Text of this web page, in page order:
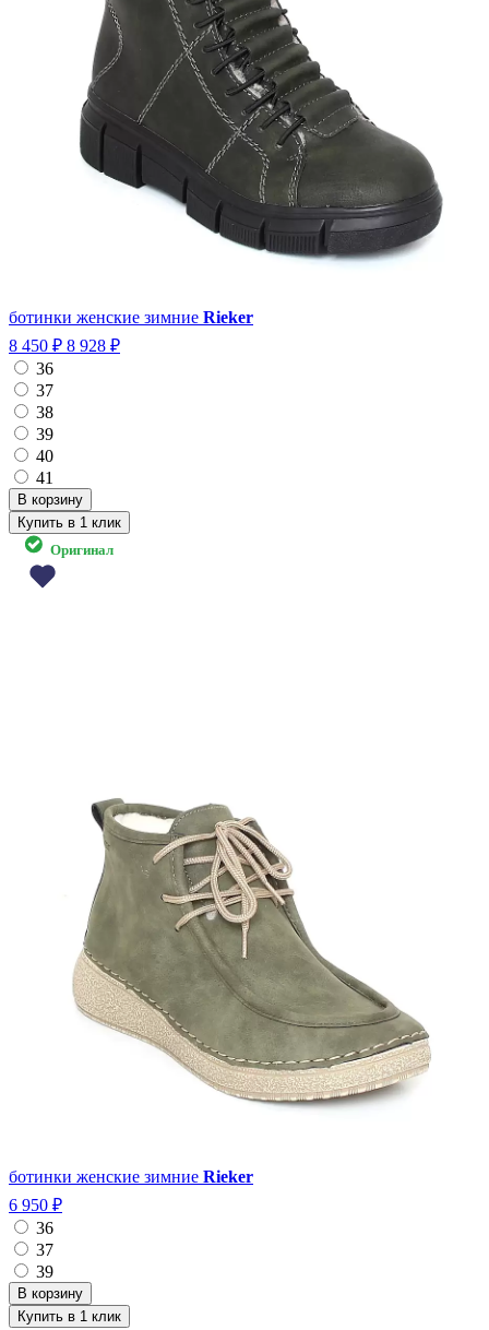
ботинки женские зимние Rieker
8 450 ₽ 8 928 ₽
36
37
38
39
40
41
Купить в 1 клик
Оригинал
ботинки женские зимние Rieker
6 950 ₽
36
37
39
Купить в 1 клик